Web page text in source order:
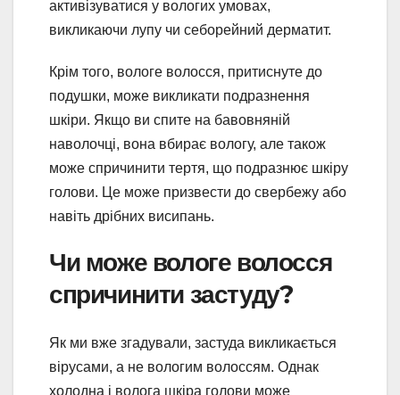
активізуватися у вологих умовах,
викликаючи лупу чи себорейний дерматит.
Крім того, вологе волосся, притиснуте до
подушки, може викликати подразнення
шкіри. Якщо ви спите на бавовняній
наволочці, вона вбирає вологу, але також
може спричинити тертя, що подразнює шкіру
голови. Це може призвести до свербежу або
навіть дрібних висипань.
Чи може вологе волосся
спричинити застуду?
Як ми вже згадували, застуда викликається
вірусами, а не вологим волоссям. Однак
холодна і волога шкіра голови може